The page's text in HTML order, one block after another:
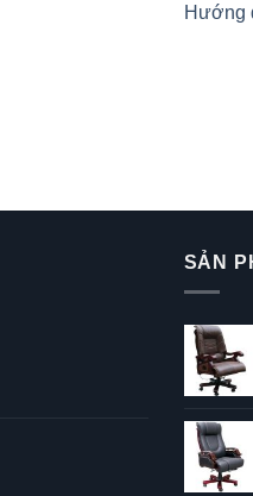
Hướng
SẢN